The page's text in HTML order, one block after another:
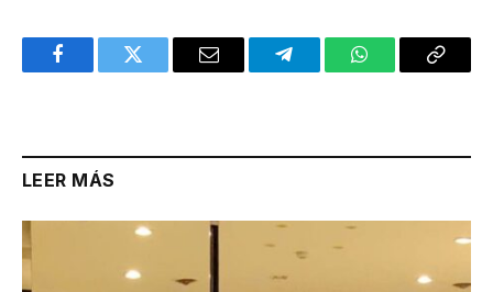
FacebookTwitter Email TelegramWhatsAppCopy
LEER MÁS